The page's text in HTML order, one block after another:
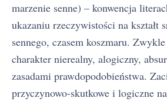
marzenie senne) – konwencja
ukazaniu rzeczywistości na kształt
sennego, czasem koszmaru.
charakter nierealny, alogiczny,
zasadami prawdopodobieństwa.
przyczynowo-skutkowe i logiczne